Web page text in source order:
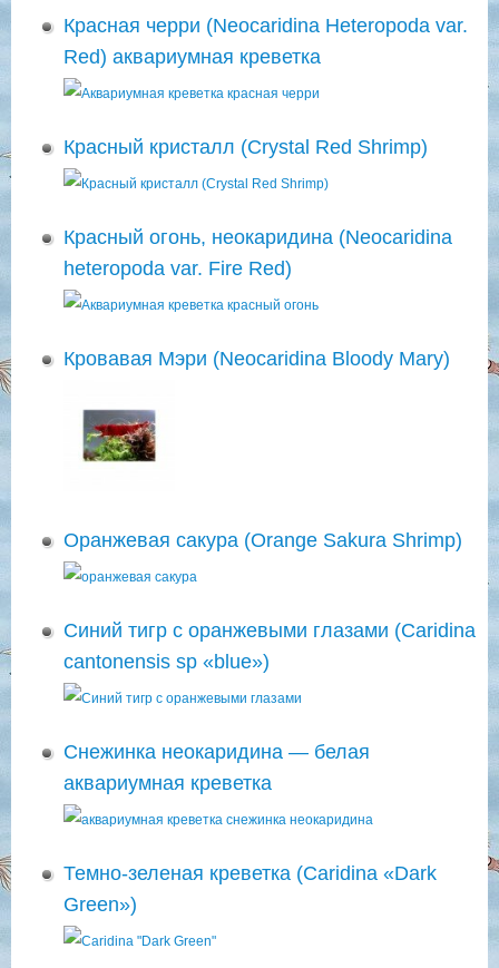
Красная черри (Neocaridina Heteropoda var.
Red) аквариумная креветка
Красный кристалл (Crystal Red Shrimp)
Красный огонь, неокаридина (Neocaridina
heteropoda var. Fire Red)
Кровавая Мэри (Neocaridina Bloody Mary)
Оранжевая сакура (Orange Sakura Shrimp)
Синий тигр с оранжевыми глазами (Caridina
cantonensis sp «blue»)
Снежинка неокаридина — белая
аквариумная креветка
Темно-зеленая креветка (Caridina «Dark
Green»)